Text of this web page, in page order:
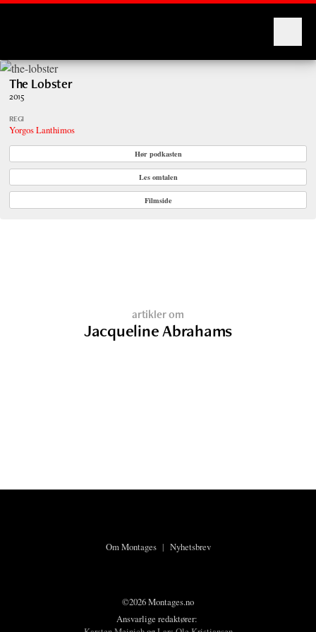
The Lobster
2015
REGI
Yorgos Lanthimos
Hør podkasten
Les omtalen
Filmside
artikler om
Jacqueline Abrahams
Om Montages| Nyhetsbrev
©2026 Montages.no
Ansvarlige redaktører: